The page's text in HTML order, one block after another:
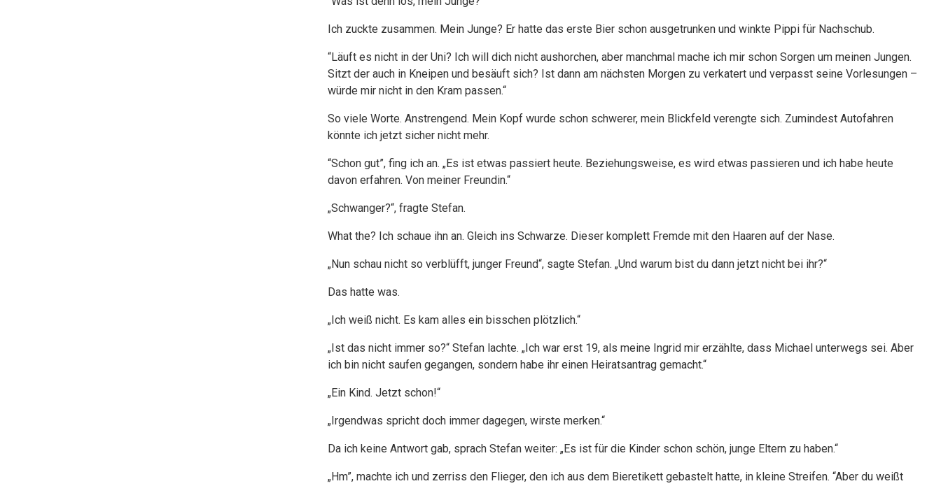
Ich zuckte zusammen. Mein Junge? Er hatte das erste Bier schon ausgetrunken und winkte Pippi für Nachschub.
“Läuft es nicht in der Uni? Ich will dich nicht aushorchen, aber manchmal mache ich mir schon Sorgen um meinen Jungen.
Sitzt der auch in Kneipen und besäuft sich? Ist dann am nächsten Morgen zu verkatert und verpasst seine Vorlesungen –
würde mir nicht in den Kram passen.“
So viele Worte. Anstrengend. Mein Kopf wurde schon schwerer, mein Blickfeld verengte sich. Zumindest Autofahren
könnte ich jetzt sicher nicht mehr.
“Schon gut”, fing ich an. „Es ist etwas passiert heute. Beziehungsweise, es wird etwas passieren und ich habe heute
davon erfahren. Von meiner Freundin.“
„Schwanger?“, fragte Stefan.
What the? Ich schaue ihn an. Gleich ins Schwarze. Dieser komplett Fremde mit den Haaren auf der Nase.
„Nun schau nicht so verblüfft, junger Freund“, sagte Stefan. „Und warum bist du dann jetzt nicht bei ihr?“
Das hatte was.
„Ich weiß nicht. Es kam alles ein bisschen plötzlich.“
„Ist das nicht immer so?“ Stefan lachte. „Ich war erst 19, als meine Ingrid mir erzählte, dass Michael unterwegs sei. Aber
ich bin nicht saufen gegangen, sondern habe ihr einen Heiratsantrag gemacht.“
„Ein Kind. Jetzt schon!“
„Irgendwas spricht doch immer dagegen, wirste merken.“
Da ich keine Antwort gab, sprach Stefan weiter: „Es ist für die Kinder schon schön, junge Eltern zu haben.“
„Hm”, machte ich und zerriss den Flieger, den ich aus dem Bieretikett gebastelt hatte, in kleine Streifen. “Aber du weißt